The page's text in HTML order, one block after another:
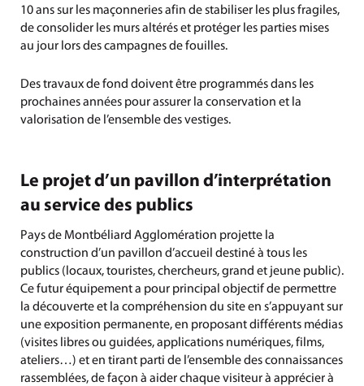
10 ans sur les maçonneries afin de stabiliser les plus fragiles,
de consolider les murs altérés et protéger les parties mises
au jour lors des campagnes de fouilles.
Des travaux de fond doivent être programmés dans les
prochaines années pour assurer la conservation et la
valorisation de l’ensemble des vestiges.
Le projet d’un pavillon d’interprétation
au service des publics
Pays de Montbéliard Agglomération projette la
construction d’un pavillon d’accueil destiné à tous les
publics (locaux, touristes, chercheurs, grand et jeune public).
Ce futur équipement a pour principal objectif de permettre
la découverte et la compréhension du site en s’appuyant sur
une exposition permanente, en proposant différents médias
(visites libres ou guidées, applications numériques, films,
ateliers…) et en tirant parti de l’ensemble des connaissances
rassemblées, de façon à aider chaque visiteur à apprécier à